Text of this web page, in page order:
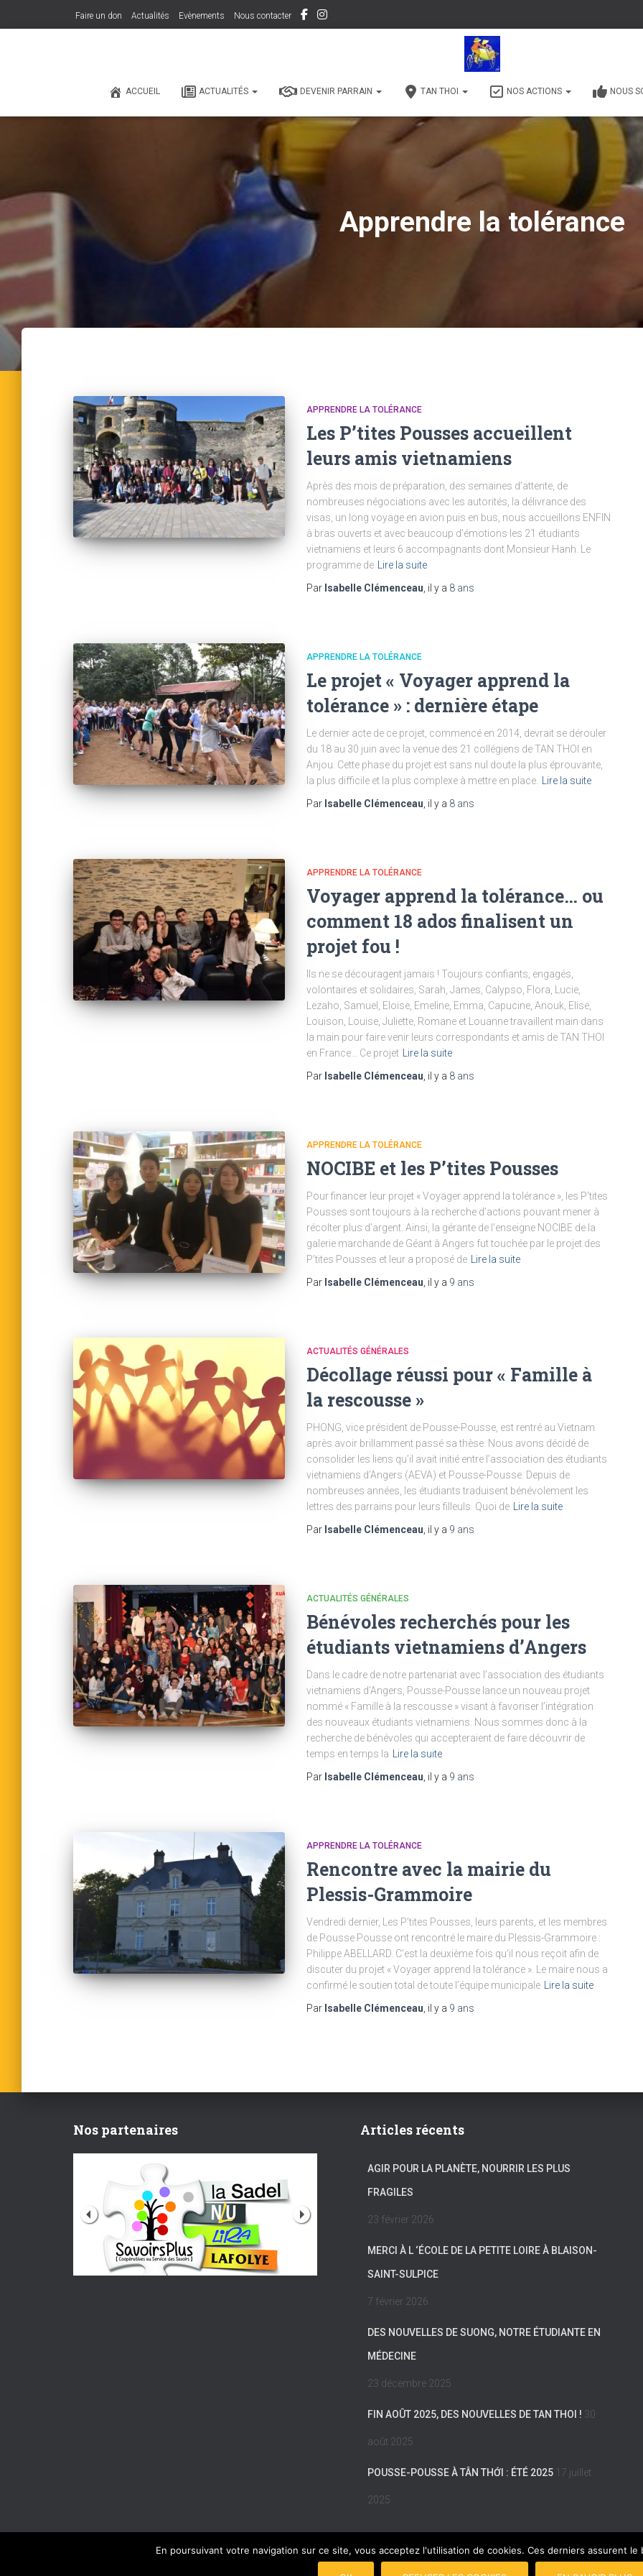
Faire un don Actualités Evènements Nous contacter
ACCUEIL ACTUALITÉS DEVENIR PARRAIN TAN THOI NOS ACTIONS NOUS
Apprendre la tolérance
APPRENDRE LA TOLÉRANCE
Les P’tites Pousses accueillent
leurs amis vietnamiens
Après des mois de préparation, des semaines d’attente, de
nombreuses négociations avec les autorités, la délivrance des
visas, un long voyage en avion puis en bus, nous accueillons ENFIN
à bras ouverts et avec beaucoup d’émotions les 21 étudiants
vietnamiens et leurs 6 accompagnants dont Monsieur Hanh. Le
programme de
Lire la suite
Par Isabelle Clémenceau , il y a 8 ans
APPRENDRE LA TOLÉRANCE
Le projet « Voyager apprend la
tolérance » : dernière étape
Le dernier acte de ce projet, commencé en 2014, devrait se dérouler
du 18 au 30 juin avec la venue des 21 collégiens de TAN THOI en
Anjou. Cette phase du projet est sans nul doute la plus éprouvante,
la plus difficile et la plus complexe à mettre en place.
Lire la suite
Par Isabelle Clémenceau , il y a 8 ans
APPRENDRE LA TOLÉRANCE
Voyager apprend la tolérance… ou
comment 18 ados finalisent un
projet fou !
Ils ne se découragent jamais ! Toujours confiants, engagés,
volontaires et solidaires, Sarah, James, Calypso, Flora, Lucie,
Lezaho, Samuel, Eloise, Emeline, Emma, Capucine, Anouk, Elise,
Louison, Louise, Juliette, Romane et Louanne travaillent main dans
la main pour faire venir leurs correspondants et amis de TAN THOI
en France… Ce projet
Lire la suite
Par Isabelle Clémenceau , il y a 8 ans
APPRENDRE LA TOLÉRANCE
NOCIBE et les P’tites Pousses
Pour financer leur projet « Voyager apprend la tolérance », les P’tites
Pousses sont toujours à la recherche d’actions pouvant mener à
récolter plus d’argent. Ainsi, la gérante de l’enseigne NOCIBE de la
galerie marchande de Géant à Angers fut touchée par le projet des
P’tites Pousses et leur a proposé de
Lire la suite
Par Isabelle Clémenceau , il y a 9 ans
ACTUALITÉS GÉNÉRALES
Décollage réussi pour « Famille à
la rescousse »
PHONG, vice président de Pousse-Pousse, est rentré au Vietnam
après avoir brillamment passé sa thèse. Nous avons décidé de
consolider les liens qu’il avait initié entre l’association des étudiants
vietnamiens d’Angers (AEVA) et Pousse-Pousse. Depuis de
nombreuses années, les étudiants traduisent bénévolement les
lettres des parrains pour leurs filleuls. Quoi de
Lire la suite
Par Isabelle Clémenceau , il y a 9 ans
ACTUALITÉS GÉNÉRALES
Bénévoles recherchés pour les
étudiants vietnamiens d’Angers
Dans le cadre de notre partenariat avec l’association des étudiants
vietnamiens d’Angers, Pousse-Pousse lance un nouveau projet
nommé « Famille à la rescousse » visant à favoriser l’intégration
des nouveaux étudiants vietnamiens. Nous sommes donc à la
recherche de bénévoles qui accepteraient de faire découvrir de
temps en temps la
Lire la suite
Par Isabelle Clémenceau , il y a 9 ans
APPRENDRE LA TOLÉRANCE
Rencontre avec la mairie du
Plessis-Grammoire
Vendredi dernier, Les P’tites Pousses, leurs parents, et les membres
de Pousse Pousse ont rencontré le maire du Plessis-Grammoire :
Philippe ABELLARD. C’est la deuxième fois qu’il nous reçoit afin de
discuter du projet « Voyager apprend la tolérance ». Le maire nous a
confirmé le soutien total de toute l’équipe municipale
Lire la suite
Par Isabelle Clémenceau , il y a 9 ans
Nos partenaires Articles récents
AGIR POUR LA PLANÈTE, NOURRIR LES PLUS
FRAGILES
23 février 2026
MERCI À L ‘ÉCOLE DE LA PETITE LOIRE À BLAISON-
SAINT-SULPICE
7 février 2026
DES NOUVELLES DE SUONG, NOTRE ÉTUDIANTE EN
MÉDECINE
23 décembre 2025
FIN AOÛT 2025, DES NOUVELLES DE TAN THOI ! 30
août 2025
POUSSE-POUSSE À TÂN THỚI : ÉTÉ 2025 17 juillet
2025
MENTIONS LÉGALES PLAN DU SITE COPYRIGHT © 2017 POUSSE-POUSSE
En poursuivant votre navigation sur ce site, vous acceptez l'utilisation de cookies. Ces derniers assurent